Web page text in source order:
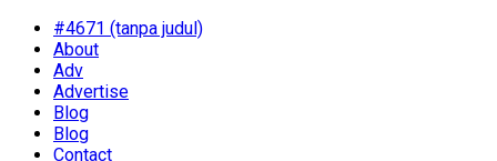
#4671 (tanpa judul)
About
Adv
Advertise
Blog
Blog
Contact